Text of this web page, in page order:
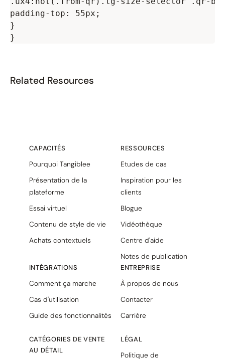
padding-top: 55px;
}
Related Resources
CAPACITÉS
Pourquoi Tangiblee
Présentation de la
plateforme
Essai virtuel
Contenu de style de vie
Achats contextuels
INTÉGRATIONS
Comment ça marche
Cas d'utilisation
Guide des fonctionnalités
CATÉGORIES DE VENTE
AU DÉTAIL
RESSOURCES
Etudes de cas
Inspiration pour les
clients
Blogue
Vidéothèque
Centre d'aide
Notes de publication
ENTREPRISE
À propos de nous
Contacter
Carrière
LÉGAL
Politique de